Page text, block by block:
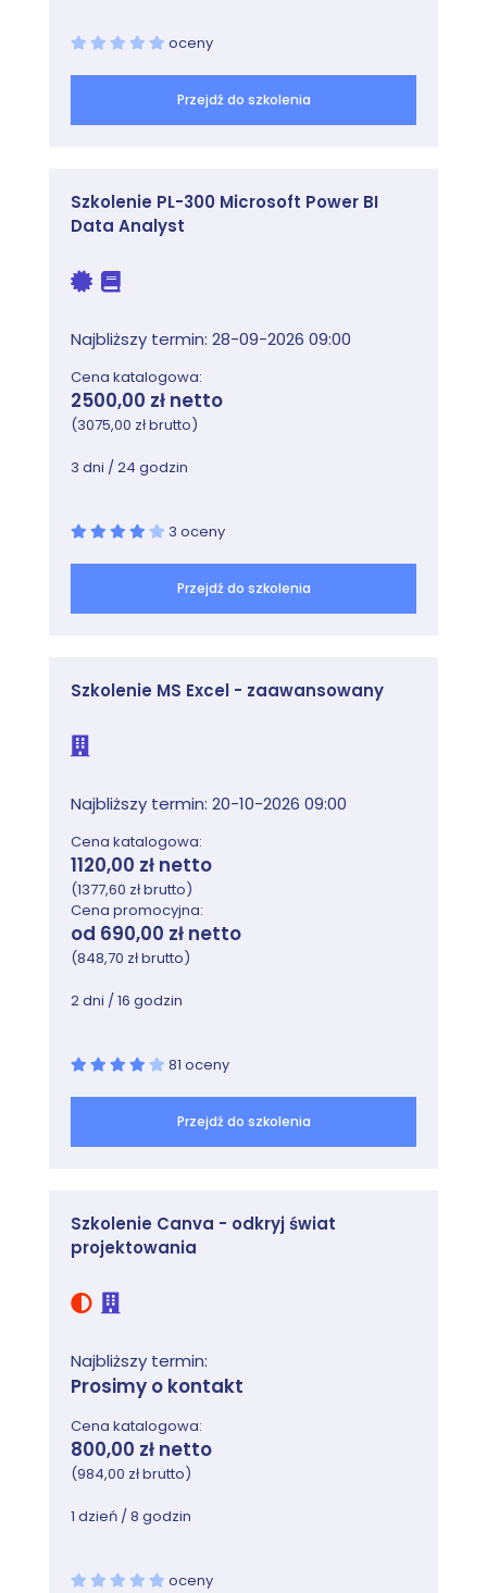
oceny
Przejdź do szkolenia
Szkolenie PL-300 Microsoft Power BI
Data Analyst
Najbliższy termin: 28-09-2026 09:00
Cena katalogowa:
2500,00 zł netto
(3075,00 zł brutto)
3 dni / 24 godzin
3 oceny
Przejdź do szkolenia
Szkolenie MS Excel - zaawansowany
Najbliższy termin: 20-10-2026 09:00
Cena katalogowa:
1120,00 zł netto
(1377,60 zł brutto)
Cena promocyjna:
od 690,00 zł netto
(848,70 zł brutto)
2 dni / 16 godzin
81 oceny
Przejdź do szkolenia
Szkolenie Canva - odkryj świat
projektowania
Najbliższy termin:
Prosimy o kontakt
Cena katalogowa:
800,00 zł netto
(984,00 zł brutto)
1 dzień / 8 godzin
oceny